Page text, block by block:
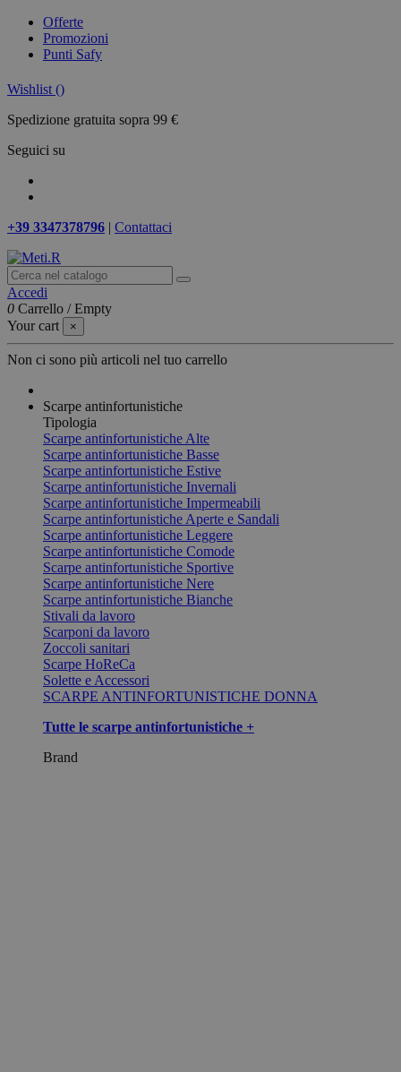
Offerte
Promozioni
Punti Safy
Wishlist ()
Spedizione gratuita sopra 99 €
Seguici su
+39 3347378796 | Contattaci
Accedi
0 Carrello /Empty
Your cart
×
Non ci sono più articoli nel tuo carrello
Scarpe antinfortunistiche
Tipologia
Scarpe antinfortunistiche Alte
Scarpe antinfortunistiche Basse
Scarpe antinfortunistiche Estive
Scarpe antinfortunistiche Invernali
Scarpe antinfortunistiche Impermeabili
Scarpe antinfortunistiche Aperte e Sandali
Scarpe antinfortunistiche Leggere
Scarpe antinfortunistiche Comode
Scarpe antinfortunistiche Sportive
Scarpe antinfortunistiche Nere
Scarpe antinfortunistiche Bianche
Stivali da lavoro
Scarponi da lavoro
Zoccoli sanitari
Scarpe HoReCa
Solette e Accessori
SCARPE ANTINFORTUNISTICHE DONNA
Tutte le scarpe antinfortunistiche +
Brand